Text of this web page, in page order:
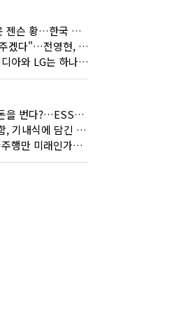
총수들 줄세운 젠슨 황…한국 산업계 새판 짰다
"결과로 보여주겠다"…전영현, 젠슨 황과 HBM5 논의
젠슨 황 "엔비디아와 LG는 하나의 거대한 팀"
전기 창고도 돈을 번다?…ESS의 '두뇌' EMO가 뭐길래
하늘 위 특별함, 기내식에 담긴 기술의 세계
"도로 위 자율주행만 미래인가요"…진흙탕서 길 내는 HD현대 AI 기술